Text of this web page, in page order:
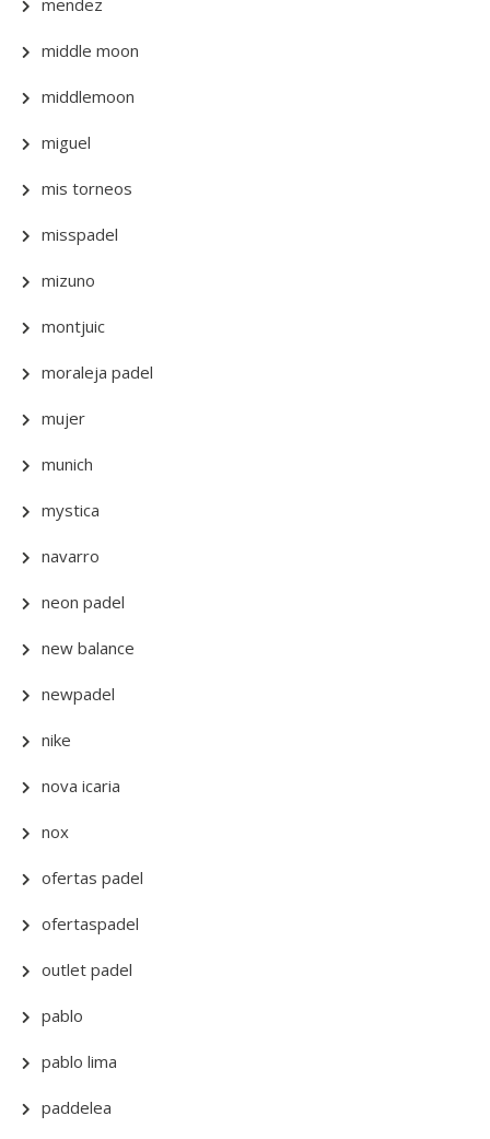
mendez
middle moon
middlemoon
miguel
mis torneos
misspadel
mizuno
montjuic
moraleja padel
mujer
munich
mystica
navarro
neon padel
new balance
newpadel
nike
nova icaria
nox
ofertas padel
ofertaspadel
outlet padel
pablo
pablo lima
paddelea